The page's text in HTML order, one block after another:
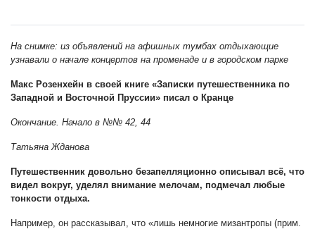
На снимке: из объявлений на афишных тумбах отдыхающие
узнавали о начале концертов на променаде и в городском парке
Макс Розенхейн в своей книге «Записки путешественника по
Западной и Восточной Пруссии» писал о Кранце
Окончание. Начало в №№ 42, 44
Татьяна Жданова
Путешественник довольно безапелляционно описывал всё, что
видел вокруг, уделял внимание мелочам, подмечал любые
тонкости отдыха.
Например, он рассказывал, что «лишь немногие мизантропы (прим.